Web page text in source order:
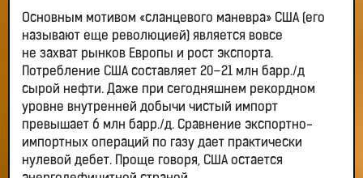
Основным мотивом «сланцевого маневра» США (его
называют еще революцией) является вовсе
не захват рынков Европы и рост экспорта.
Потребление США составляет 20–21 млн барр./д
сырой нефти. Даже при сегодняшнем рекордном
уровне внутренней добычи чистый импорт
превышает 6 млн барр./д. Сравнение экспортно-
импортных операций по газу дает практически
нулевой дебет. Проще говоря, США остается